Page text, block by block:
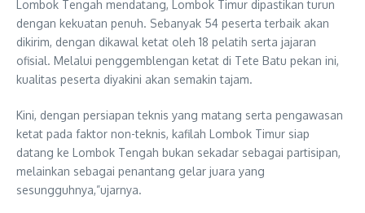
Lombok Tengah mendatang, Lombok Timur dipastikan turun
dengan kekuatan penuh. Sebanyak 54 peserta terbaik akan
dikirim, dengan dikawal ketat oleh 18 pelatih serta jajaran
ofisial. Melalui penggemblengan ketat di Tete Batu pekan ini,
kualitas peserta diyakini akan semakin tajam.
Kini, dengan persiapan teknis yang matang serta pengawasan
ketat pada faktor non-teknis, kafilah Lombok Timur siap
datang ke Lombok Tengah bukan sekadar sebagai partisipan,
melainkan sebagai penantang gelar juara yang
sesungguhnya,”ujarnya.